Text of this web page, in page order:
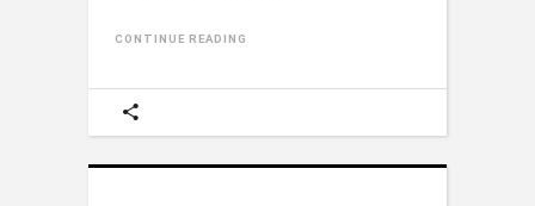
CONTINUE READING